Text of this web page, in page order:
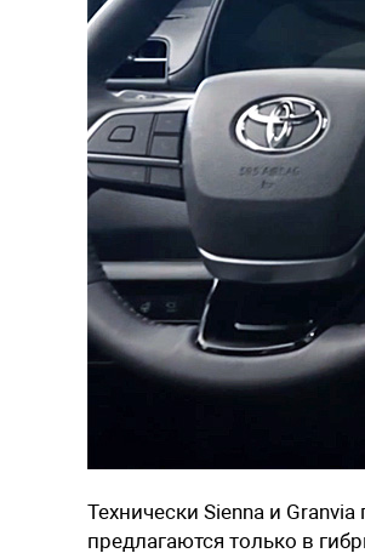
Технически Sienna и
предлагаются только в